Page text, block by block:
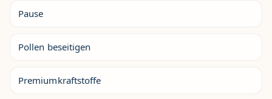
Pause
Pollen beseitigen
Premiumkraftstoffe